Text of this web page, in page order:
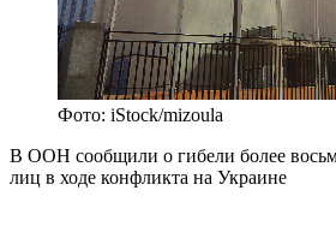
Фото: iStock/mizoula
В ООН сообщили о гибели более
лиц в ходе конфликта на Украине